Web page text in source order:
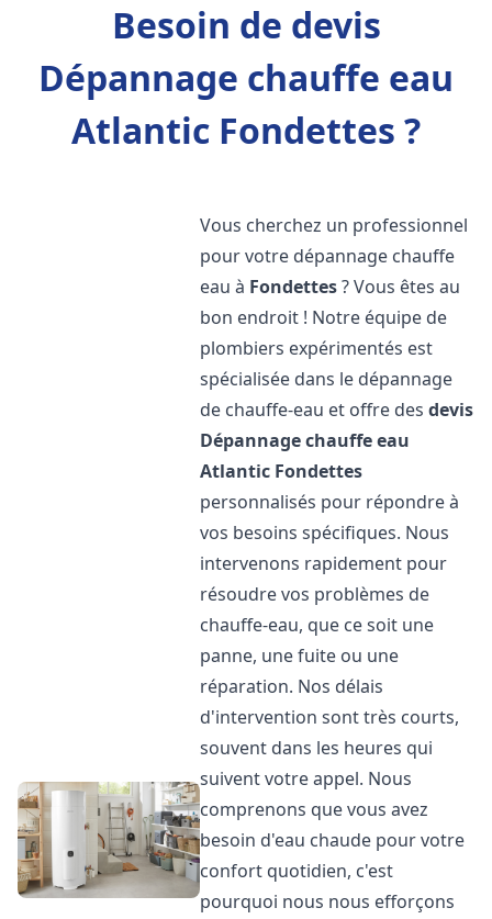
Besoin de devis
Dépannage chauffe eau
Atlantic Fondettes ?
Vous cherchez un professionnel
pour votre dépannage chauffe
eau à Fondettes? Vous êtes au
bon endroit ! Notre équipe de
plombiers expérimentés est
spécialisée dans le dépannage
de chauffe-eau et offre desdevis
Dépannage chauffe eau
Atlantic Fondettes
personnalisés pour répondre à
vos besoins spécifiques. Nous
intervenons rapidement pour
résoudre vos problèmes de
chauffe-eau, que ce soit une
panne, une fuite ou une
réparation. Nos délais
d'intervention sont très courts,
souvent dans les heures qui
suivent votre appel. Nous
comprenons que vous avez
besoin d'eau chaude pour votre
confort quotidien, c'est
pourquoi nous nous efforçons